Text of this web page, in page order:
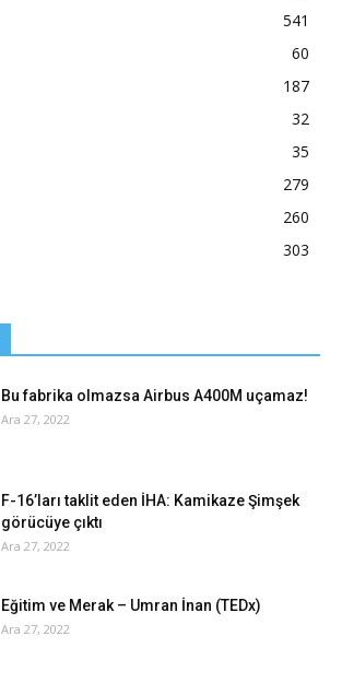
541
60
187
32
35
279
260
303
Bu fabrika olmazsa Airbus A400M uçamaz!
Ara 27, 2022
F-16’ları taklit eden İHA: Kamikaze Şimşek
görücüye çıktı
Ara 27, 2022
Eğitim ve Merak – Umran İnan (TEDx)
Ara 27, 2022